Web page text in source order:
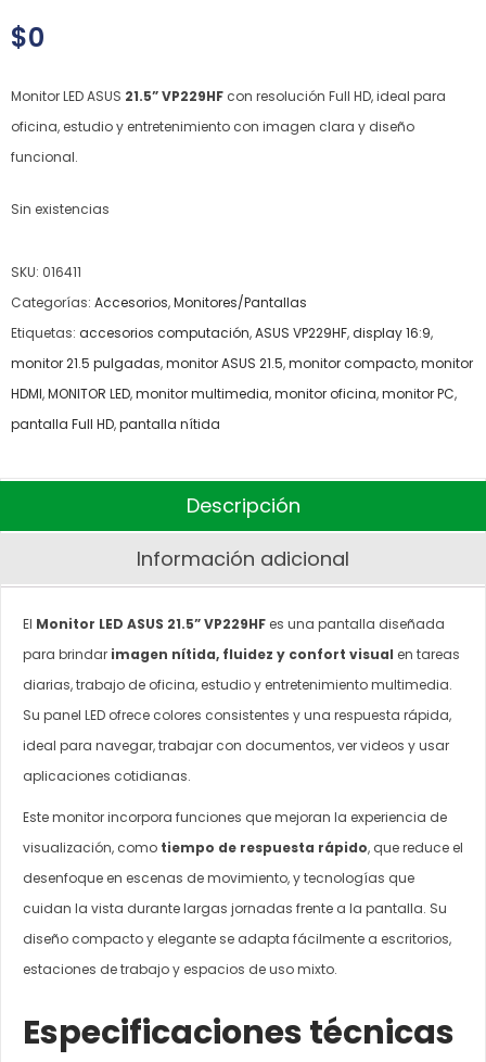
$0
Monitor LED ASUS 21.5” VP229HF con resolución Full HD, ideal para
oficina, estudio y entretenimiento con imagen clara y diseño
funcional.
Sin existencias
SKU: 016411
Categorías: Accesorios,Monitores/Pantallas
Etiquetas: accesorios computación,ASUS VP229HF,display 16:9,
monitor 21.5 pulgadas,monitor ASUS 21.5,monitor compacto,monitor
HDMI,MONITOR LED,monitor multimedia,monitor oficina,monitor PC,
pantalla Full HD,pantalla nítida
Descripción
Información adicional
El Monitor LED ASUS 21.5” VP229HF es una pantalla diseñada
para brindar imagen nítida, fluidez y confort visual en tareas
diarias, trabajo de oficina, estudio y entretenimiento multimedia.
Su panel LED ofrece colores consistentes y una respuesta rápida,
ideal para navegar, trabajar con documentos, ver videos y usar
aplicaciones cotidianas.
Este monitor incorpora funciones que mejoran la experiencia de
visualización, como tiempo de respuesta rápido, que reduce el
desenfoque en escenas de movimiento, y tecnologías que
cuidan la vista durante largas jornadas frente a la pantalla. Su
diseño compacto y elegante se adapta fácilmente a escritorios,
estaciones de trabajo y espacios de uso mixto.
Especificaciones técnicas